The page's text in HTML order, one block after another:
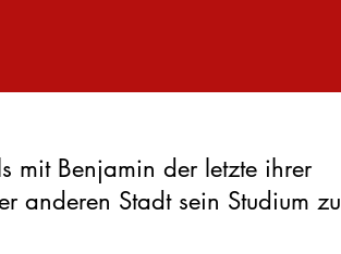
mit Benjamin der letzte ihrer
anderen Stadt sein Studium zu